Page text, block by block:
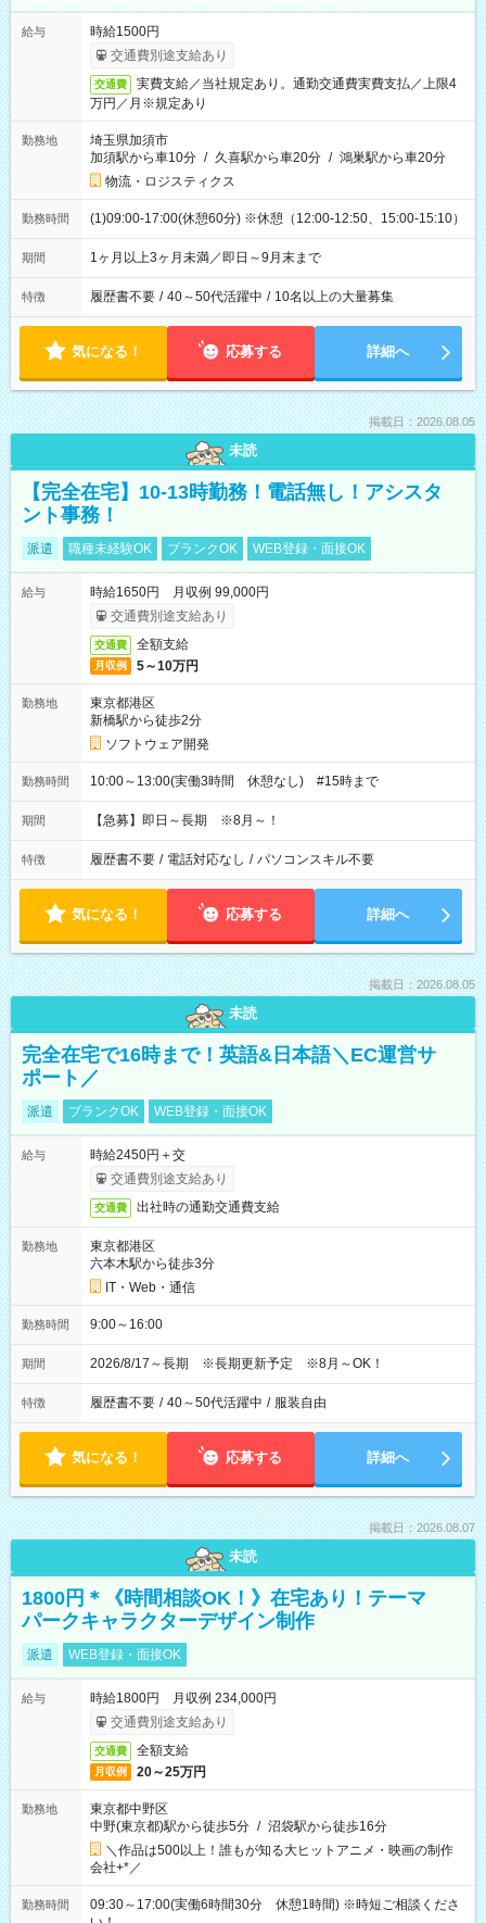
給与
時給1500円
交通費別途支給あり
交通費
実費支給／当社規定あり。通勤交通費実費支払／上限4
万円／月※規定あり
勤務地
埼玉県加須市
加須駅から車10分 / 久喜駅から車20分 / 鴻巣駅から車20分
物流・ロジスティクス
勤務時間 (1)09:00-17:00(休憩60分) ※休憩（12:00-12:50、15:00-15:10）
期間 1ヶ月以上3ヶ月未満／即日～9月末まで
特徴 履歴書不要 / 40～50代活躍中 / 10名以上の大量募集
気になる！ 応募する 詳細へ
掲載日：2026.08.05
未読
【完全在宅】10-13時勤務！電話無し！アシスタ
ント事務！
派遣 職種未経験OK ブランクOK WEB登録・面接OK
給与
時給1650円 月収例 99,000円
交通費別途支給あり
交通費 全額支給
月収例 5～10万円
勤務地
東京都港区
新橋駅から徒歩2分
ソフトウェア開発
勤務時間 10:00～13:00(実働3時間 休憩なし) #15時まで
期間 【急募】即日～長期 ※8月～！
特徴 履歴書不要 / 電話対応なし / パソコンスキル不要
気になる！ 応募する 詳細へ
掲載日：2026.08.05
未読
完全在宅で16時まで！英語&日本語＼EC運営サ
ポート／
派遣 ブランクOK WEB登録・面接OK
給与
時給2450円＋交
交通費別途支給あり
交通費 出社時の通勤交通費支給
勤務地
東京都港区
六本木駅から徒歩3分
IT・Web・通信
勤務時間 9:00～16:00
期間 2026/8/17～長期 ※長期更新予定 ※8月～OK！
特徴 履歴書不要 / 40～50代活躍中 / 服装自由
気になる！ 応募する 詳細へ
掲載日：2026.08.07
未読
1800円＊《時間相談OK！》在宅あり！テーマ
パークキャラクターデザイン制作
派遣 WEB登録・面接OK
給与
時給1800円 月収例 234,000円
交通費別途支給あり
交通費 全額支給
月収例 20～25万円
勤務地
東京都中野区
中野(東京都)駅から徒歩5分 / 沼袋駅から徒歩16分
＼作品は500以上！誰もが知る大ヒットアニメ・映画の制作
会社+*／
勤務時間
09:30～17:00(実働6時間30分 休憩1時間) ※時短ご相談くださ